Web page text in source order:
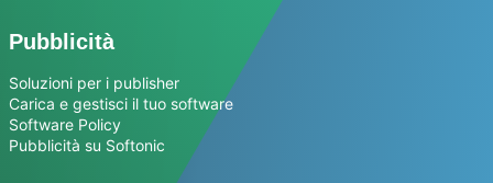
Pubblicità
Soluzioni per i publisher
Carica e gestisci il tuo software
Software Policy
Pubblicità su Softonic